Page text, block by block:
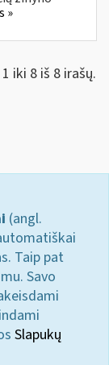
»
iki 8 iš 8 irašų.
(angl.
Taip pat
Savo
Slapukų